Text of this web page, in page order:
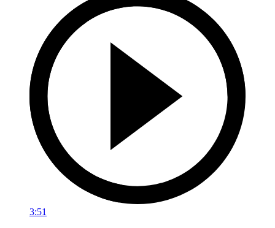
3:51